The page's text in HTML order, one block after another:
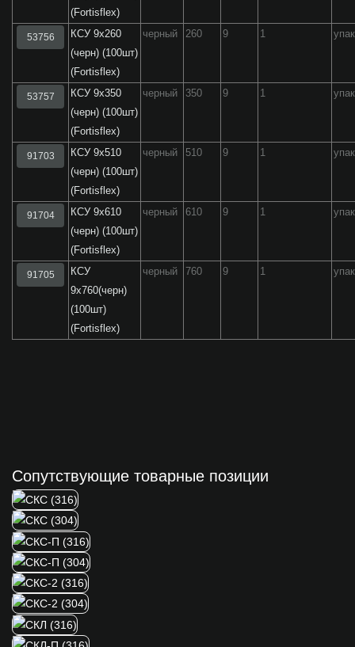
(Fortisflex)
53756
КСУ 9х260
(черн) (100шт)
(Fortisflex)
черный 260 9 1 упак
53757
КСУ 9х350
(черн) (100шт)
(Fortisflex)
черный 350 9 1 упак
91703
КСУ 9х510
(черн) (100шт)
(Fortisflex)
черный 510 9 1 упак
91704
КСУ 9х610
(черн) (100шт)
(Fortisflex)
черный 610 9 1 упак
91705
КСУ
9х760(черн)
(100шт)
(Fortisflex)
черный 760 9 1 упак
Сопутствующие товарные позиции